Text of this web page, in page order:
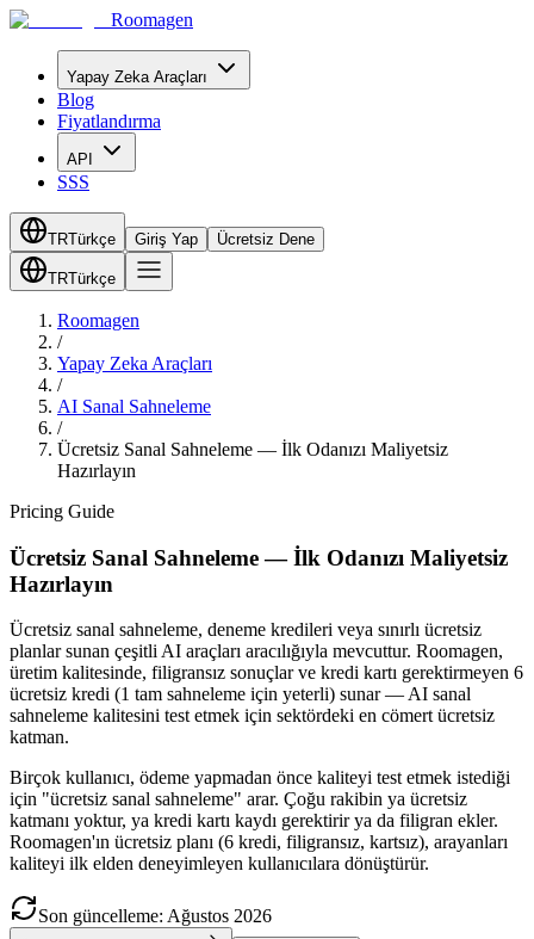
Roomagen
Yapay Zeka Araçları
Blog
Fiyatlandırma
API
SSS
TRTürkçe Giriş Yap Ücretsiz Dene
TRTürkçe
Roomagen
/
Yapay Zeka Araçları
/
AI Sanal Sahneleme
/
Ücretsiz Sanal Sahneleme — İlk Odanızı Maliyetsiz
Hazırlayın
Pricing Guide
Ücretsiz Sanal Sahneleme — İlk Odanızı Maliyetsiz
Hazırlayın
Ücretsiz sanal sahneleme, deneme kredileri veya sınırlı ücretsiz
planlar sunan çeşitli AI araçları aracılığıyla mevcuttur. Roomagen,
üretim kalitesinde, filigransız sonuçlar ve kredi kartı gerektirmeyen 6
ücretsiz kredi (1 tam sahneleme için yeterli) sunar — AI sanal
sahneleme kalitesini test etmek için sektördeki en cömert ücretsiz
katman.
Birçok kullanıcı, ödeme yapmadan önce kaliteyi test etmek istediği
için "ücretsiz sanal sahneleme" arar. Çoğu rakibin ya ücretsiz
katmanı yoktur, ya kredi kartı kaydı gerektirir ya da filigran ekler.
Roomagen'ın ücretsiz planı (6 kredi, filigransız, kartsız), arayanları
kaliteyi ilk elden deneyimleyen kullanıcılara dönüştürür.
Son güncelleme: Ağustos 2026